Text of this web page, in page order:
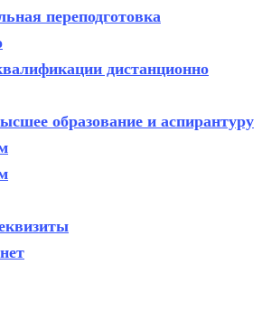
переподготовка
дистанционно
образование и аспирантуру